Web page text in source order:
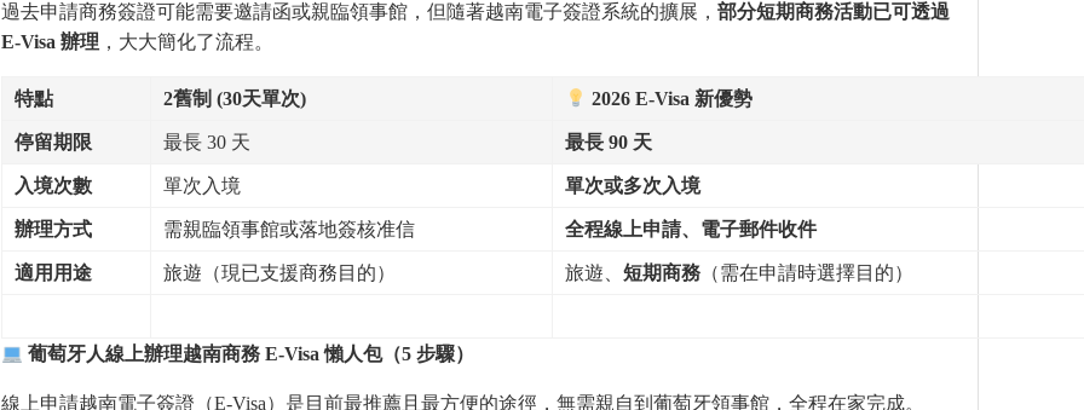
過去申請商務簽證可能需要邀請函或親臨領事館，但隨著越南電子簽證系統的擴展， 部分短期商務活動已可透過
E-Visa 辦理 ，大大簡化了流程。
特點 2舊制 (30天單次) 2026 E-Visa新優勢
停留期限 最長 30 天 最長 90 天
入境次數 單次入境 單次或多次入境
辦理方式 需親臨領事館或落地簽核准信 全程線上申請、電子郵件收件
適用用途 旅遊（現已支援商務目的） 旅遊、 短期商務 （需在申請時選擇目的）
葡萄牙人線上辦理越南商務 E-Visa懶人包（5步驟）
線上申請越南電子簽證（E-Visa）是目前最推薦且最方便的途徑，無需親自到葡萄牙領事館，全程在家完成。